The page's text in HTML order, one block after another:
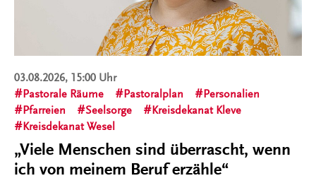
03.08.2026, 15:00 Uhr
Pastorale Räume
Pastoralplan
Personalien
Pfarreien
Seelsorge
Kreisdekanat Kleve
Kreisdekanat Wesel
„Viele Menschen sind überrascht, wenn
ich von meinem Beruf erzähle“